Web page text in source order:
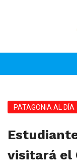
PATAGONIA AL DÍA
visitará el